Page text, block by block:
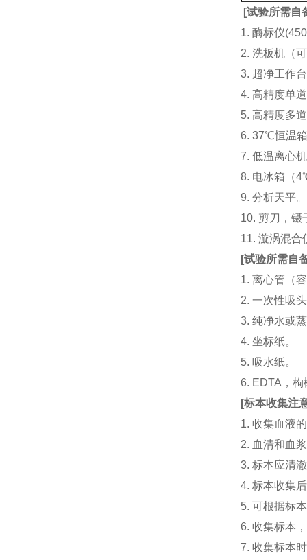
[试验所需自
1. 酶标仪
2. 洗板机（
3. 超净工作
4. 高精度单
5. 高精度多
6. 37℃恒温
7. 低温离心
8. 电冰箱（
9. 分析天平。
10. 剪刀，镊
11. 漩涡混
[试验所需自
1. 离心管（
2. 一次性吸
3. 纯净水或
4. 坐标纸。
5. 吸水纸。
6. EDTA，
[标本收集注
1. 收集血液
2. 血清和血
3. 标本应清
4. 标本收集
5. 可根据标
6. 收集标本
7. 收集标本